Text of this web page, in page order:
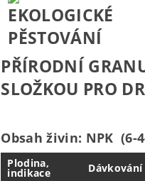
PŘÍRODNÍ
SLOŽKOU PRO
Obsah živin: NPK (6-
Plodina,
indikace Dávkování